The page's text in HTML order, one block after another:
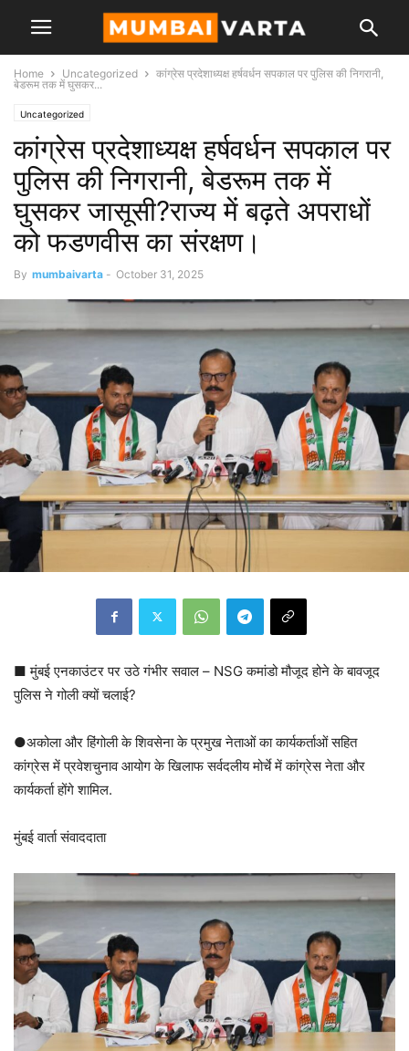
Home Uncategorized
कांग्रेस प्रदेशाध्यक्ष हर्षवर्धन सपकाल पर पुलिस की निगरानी,
बेडरूम तक में घुसकर...
Uncategorized
कांग्रेस प्रदेशाध्यक्ष हर्षवर्धन सपकाल पर
पुलिस की निगरानी, बेडरूम तक में
घुसकर जासूसी?राज्य में बढ़ते अपराधों
को फडणवीस का संरक्षण।
By mumbaivarta - October 31, 2025
■ मुंबई एनकाउंटर पर उठे गंभीर सवाल – NSG कमांडो मौजूद होने के बावजूद
पुलिस ने गोली क्यों चलाई?
●अकोला और हिंगोली के शिवसेना के प्रमुख नेताओं का कार्यकर्ताओं सहित
कांग्रेस में प्रवेशचुनाव आयोग के खिलाफ सर्वदलीय मोर्चे में कांग्रेस नेता और
कार्यकर्ता होंगे शामिल.
मुंबई वार्ता संवाददाता